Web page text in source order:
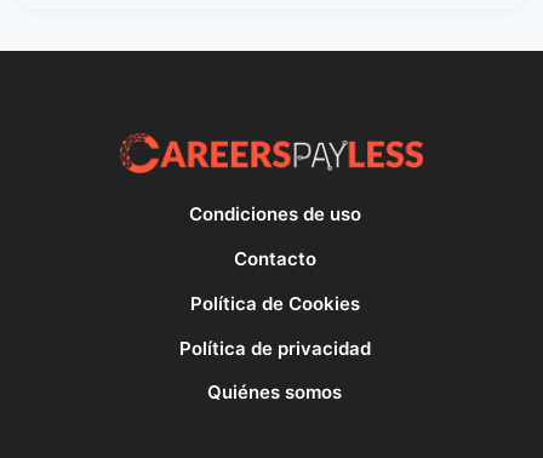
Condiciones de uso
Contacto
Política de Cookies
Política de privacidad
Quiénes somos